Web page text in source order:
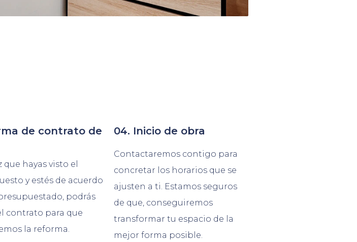
de contrato de
que hayas visto el
y estés de acuerdo
podrás
contrato para que
la reforma.
04. Inicio de obra
Contactaremos contigo para
concretar los horarios que se
ajusten a ti. Estamos seguros
de que, conseguiremos
transformar tu espacio de la
mejor forma posible.